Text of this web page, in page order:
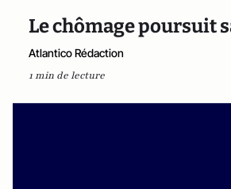
Le chômage poursuit
Atlantico Rédaction
1 min de lecture